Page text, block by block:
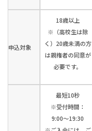
申込対象
18歳以上
※（高校生は除
く）20歳未満の方
は親権者の同意が
必要です。
最短10秒
※受付時間：
9:00〜19:30